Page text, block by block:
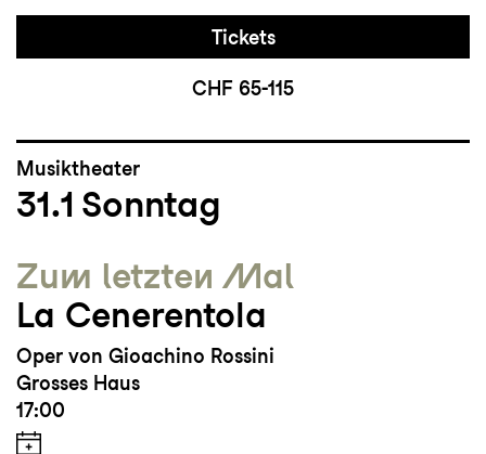
Tickets
CHF 65-115
Musiktheater
31.1 Sonntag
Zum letzten Mal
La Cenerentola
Oper von Gioachino Rossini
Grosses Haus
17:00